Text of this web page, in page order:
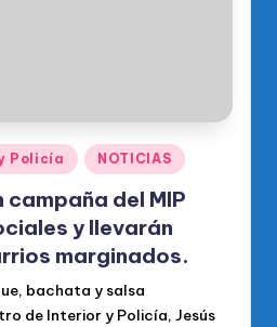
Policía NOTICIAS
del MIP
y llevarán
marginados.
bachata y salsa
de Interior y Policía, Jesús